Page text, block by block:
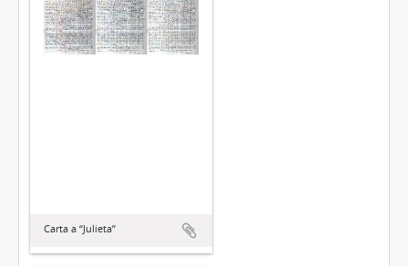
Carta a “Julieta”